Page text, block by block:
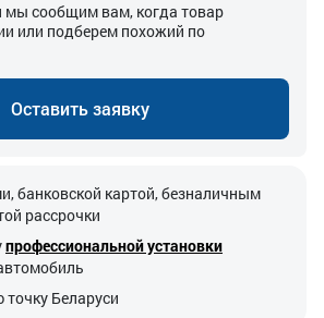
мы сообщим вам, когда товар
или подберем похожий по
Оставить заявку
банковской картой, безналичным
рассрочки
профессиональной установки
Беларуси